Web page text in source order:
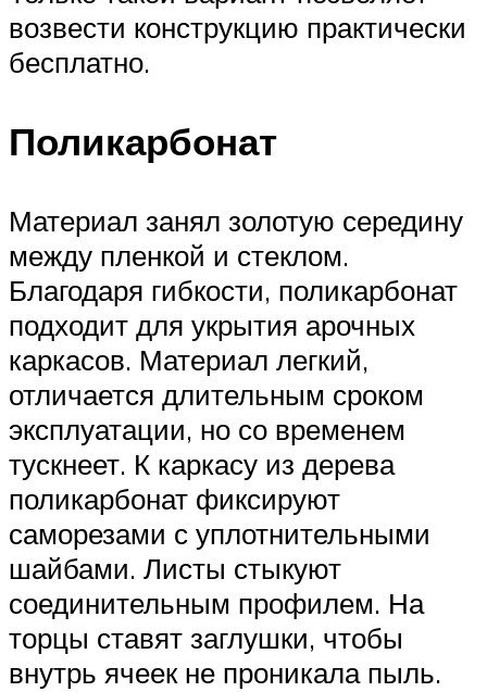
возвести конструкцию практически
бесплатно.
Поликарбонат
Материал занял золотую середину
между пленкой и стеклом.
Благодаря гибкости, поликарбонат
подходит для укрытия арочных
каркасов. Материал легкий,
отличается длительным сроком
эксплуатации, но со временем
тускнеет. К каркасу из дерева
поликарбонат фиксируют
саморезами с уплотнительными
шайбами. Листы стыкуют
соединительным профилем. На
торцы ставят заглушки, чтобы
внутрь ячеек не проникала пыль.